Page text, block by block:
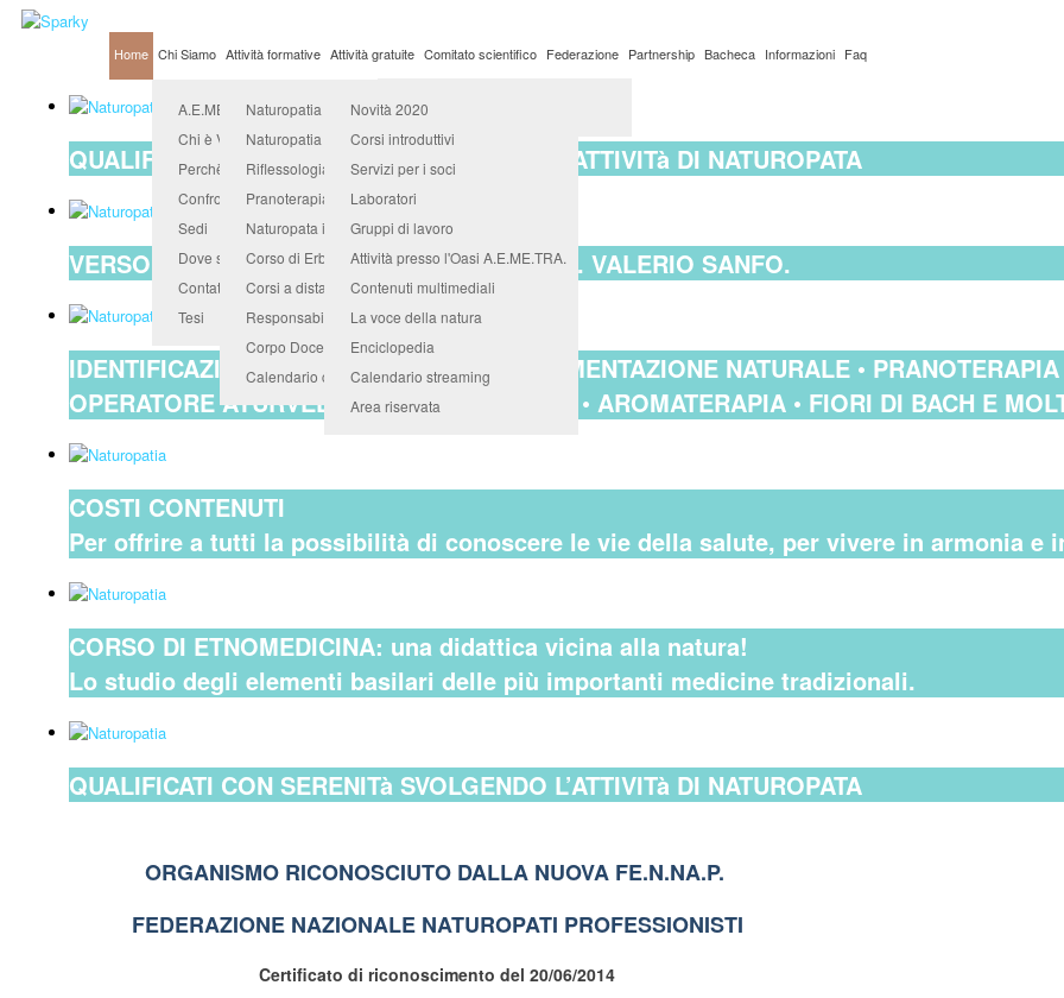
Home Chi Siamo
A.E.ME.TRA. Università Popolare
Organismo Accreditato
Chi è Valerio Sanfo
Perchè sceglierci
Confronta e scegli
Sedi
Dove siamo
Contatti
Tesi
Attività formative
Naturopatia
Naturopatia in counseling
Riflessologia
Pranoterapia quantica
Naturopata indirizzo benessere animale
Corso di Erboristeria e Fitopratica
Corsi a distanza
Responsabile didattico
Corpo Docenti
Calendario corsi
Attività gratuite
Novità 2020
Corsi introduttivi
Servizi per i soci
Laboratori
Gruppi di lavoro
Attività presso l'Oasi A.E.ME.TRA.
Contenuti multimediali
La voce della natura
Enciclopedia
Calendario streaming
Area riservata
Comitato scientifico Federazione Partnership Bacheca Informazioni Faq
QUALIFICATI CON SERENITà SVOLGENDO L’ATTIVITà DI NATUROPATA
VERSO IL SAPERE OLTRE LA CONOSCENZA. VALERIO SANFO.
IDENTIFICAZIONE PIANTE OFFICINALI • ALIMENTAZIONE NATURALE • PRANOTERAPIA
OPERATORE AYURVEDICO RIFLESSOLOGIA • AROMATERAPIA • FIORI DI BACH E
COSTI CONTENUTI
Per offrire a tutti la possibilità di conoscere le vie della salute, per vivere in armonia e
CORSO DI ETNOMEDICINA: una didattica vicina alla natura!
Lo studio degli elementi basilari delle più importanti medicine tradizionali.
QUALIFICATI CON SERENITà SVOLGENDO L’ATTIVITà DI NATUROPATA
ORGANISMO RICONOSCIUTO DALLA NUOVA FE.N.NA.P.
FEDERAZIONE NAZIONALE NATUROPATI PROFESSIONISTI
Certificato di riconoscimento del 20/06/2014